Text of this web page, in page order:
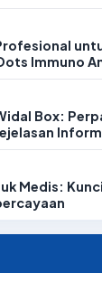
Immuno
Box:
Medis: